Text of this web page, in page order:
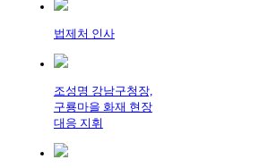
법제처 인사
조성명 강남구청장,
구룡마을 화재 현장
대응 지휘